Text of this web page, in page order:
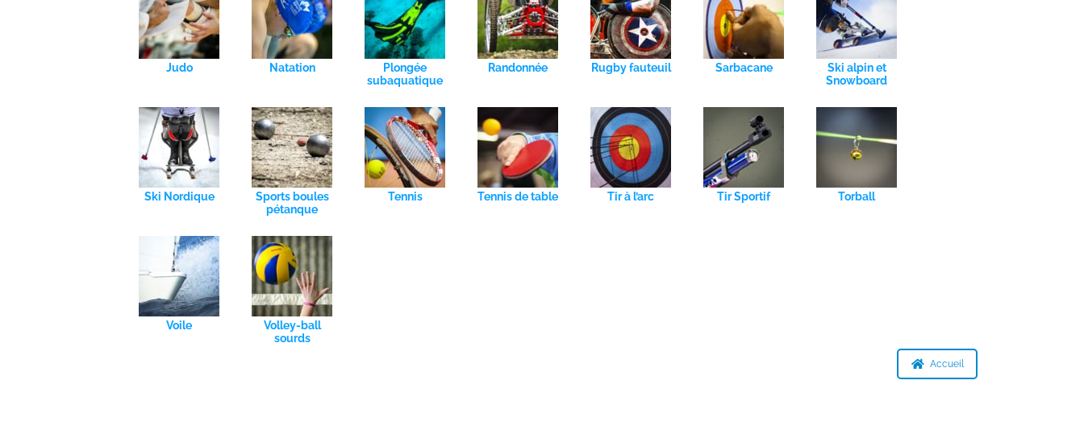
Judo Natation
Plongée
subaquatique
Randonnée Rugby fauteuil Sarbacane
Ski alpin et
Snowboard
Ski Nordique
Sports boules
pétanque
Tennis Tennis de table Tir à l’arc Tir Sportif Torball
Voile
Volley-ball
sourds
Accueil